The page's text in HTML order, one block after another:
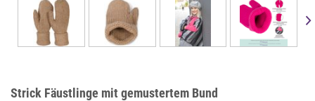
Strick Fäustlinge mit gemustertem Bund